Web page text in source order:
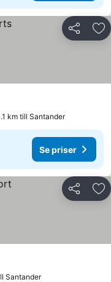
Dela
km till Santander
Se priser
Dela
Santander